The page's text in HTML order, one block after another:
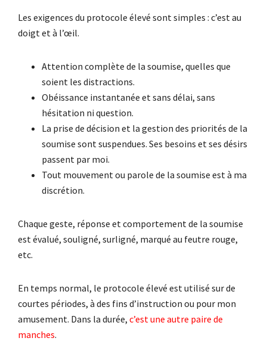
Les exigences du protocole élevé sont simples : c’est au
doigt et à l’œil.
Attention complète de la soumise, quelles que
soient les distractions.
Obéissance instantanée et sans délai, sans
hésitation ni question.
La prise de décision et la gestion des priorités de la
soumise sont suspendues. Ses besoins et ses désirs
passent par moi.
Tout mouvement ou parole de la soumise est à ma
discrétion.
Chaque geste, réponse et comportement de la soumise
est évalué, souligné, surligné, marqué au feutre rouge,
etc.
En temps normal, le protocole élevé est utilisé sur de
courtes périodes, à des fins d’instruction ou pour mon
amusement. Dans la durée, c’est une autre paire de
manches.